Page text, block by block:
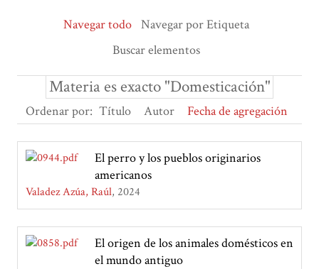
Navegar todo Navegar por Etiqueta
Buscar elementos
Materia es exacto "Domesticación"
Ordenar por: Título Autor Fecha de agregación
El perro y los pueblos originarios
americanos
Valadez Azúa, Raúl 2024
El origen de los animales domésticos en
el mundo antiguo